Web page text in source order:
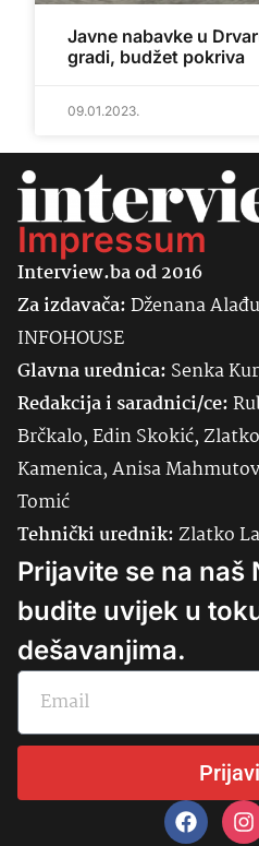
Javne nabavke u
gradi, budžet pokriva
09.01.2023.
Impressum
Interview.ba od 2016
Za izdavača:Dženana
INFOHOUSE
Glavna urednica: Senka
Redakcija i saradnici/ce:
Brčkalo, Edin Skokić,
Kamenica, Anisa
Tomić
Tehnički urednik:Zlatko
Prijavite se na naš
budite uvijek u
dešavanjima.